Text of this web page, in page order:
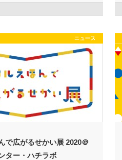
ニュース
で広がるせかい展 2020＠
ター・ハチラボ